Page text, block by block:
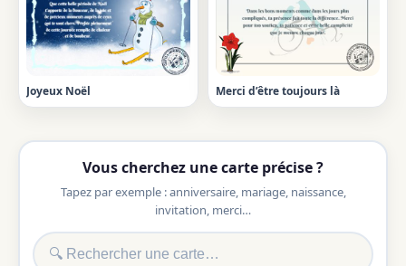
Joyeux Noël Merci d’être toujours là
Vous cherchez une carte précise ?
Tapez par exemple : anniversaire, mariage, naissance,
invitation, merci…